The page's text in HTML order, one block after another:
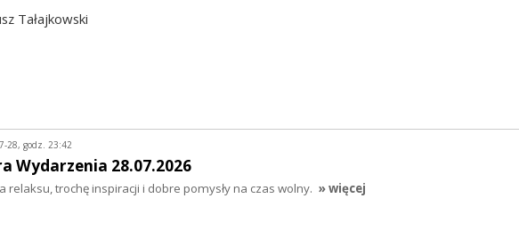
Tałajkowski
28, godz. 23:42
Wydarzenia 28.07.2026
relaksu, trochę inspiracji i dobre pomysły na czas wolny. » więcej